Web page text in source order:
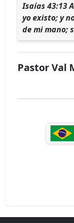
Isaías 43:13
yo existo; y
de mi mano;
Pastor Val